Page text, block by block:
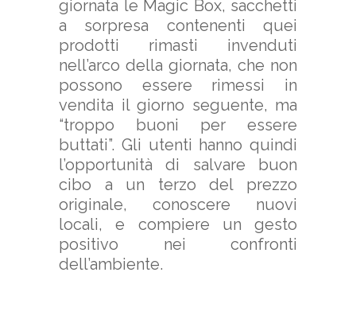
giornata le Magic Box, sacchetti
a sorpresa contenenti quei
prodotti rimasti invenduti
nell’arco della giornata, che non
possono essere rimessi in
vendita il giorno seguente, ma
“troppo buoni per essere
buttati”. Gli utenti hanno quindi
l’opportunità di salvare buon
cibo a un terzo del prezzo
originale, conoscere nuovi
locali, e compiere un gesto
positivo nei confronti
dell’ambiente.